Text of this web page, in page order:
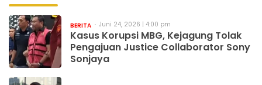
BERITA Juni 24, 2026 | 4:00 pm
Kasus Korupsi MBG, Kejagung Tolak
Pengajuan Justice Collaborator Sony
Sonjaya